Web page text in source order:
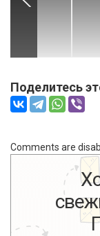
Поделитесь
Comments are